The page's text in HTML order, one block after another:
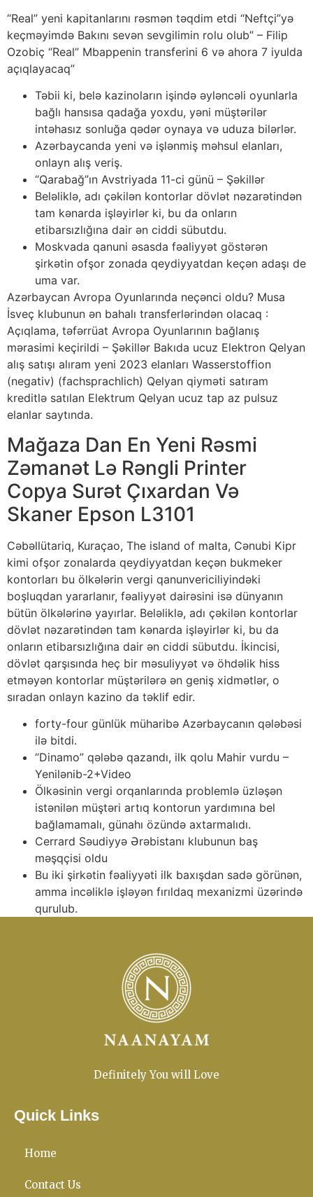
“Real” yeni kapitanlarını rəsmən təqdim etdi “Neftçi”yə
keçməyimdə Bakını sevən sevgilimin rolu olub” – Filip
Ozobiç “Real” Mbappenin transferini 6 və ahora 7 iyulda
açıqlayacaq”
Təbii ki, belə kazinoların işində əyləncəli oyunlarla
bağlı hansısa qadağa yoxdu, yəni müştərilər
intəhasız sonluğa qədər oynaya və uduza bilərlər.
Azərbaycanda yeni və işlənmiş məhsul elanları,
onlayn alış veriş.
“Qarabağ”ın Avstriyada 11-ci günü – Şəkillər
Beləliklə, adı çəkilən kontorlar dövlət nəzarətindən
tam kənarda işləyirlər ki, bu da onların
etibarsızlığına dair ən ciddi sübutdu.
Moskvada qanuni əsasda fəaliyyət göstərən
şirkətin ofşor zonada qeydiyyatdan keçən adaşı de
uma var.
Azərbaycan Avropa Oyunlarında neçənci oldu? Musa
İsveç klubunun ən bahalı transferlərindən olacaq :
Açıqlama, təfərrüat Avropa Oyunlarının bağlanış
mərasimi keçirildi – Şəkillər Bakıda ucuz Elektron Qelyan
alış satışı alıram yeni 2023 elanları Wasserstoffion
(negativ) (fachsprachlich) Qelyan qiyməti satıram
kreditlə satılan Elektrum Qelyan ucuz tap az pulsuz
elanlar saytında.
Mağaza Dan En Yeni Rəsmi
Zəmanət Lə Rəngli Printer
Copya Surət Çıxardan Və
Skaner Epson L3101
Cəbəllütariq, Kuraçao, The island of malta, Cənubi Kipr
kimi ofşor zonalarda qeydiyyatdan keçən bukmeker
kontorları bu ölkələrin vergi qanunvericiliyindəki
boşluqdan yararlanır, fəaliyyət dairəsini isə dünyanın
bütün ölkələrinə yayırlar. Beləliklə, adı çəkilən kontorlar
dövlət nəzarətindən tam kənarda işləyirlər ki, bu da
onların etibarsızlığına dair ən ciddi sübutdu. İkincisi,
dövlət qarşısında heç bir məsuliyyət və öhdəlik hiss
etməyən kontorlar müştərilərə ən geniş xidmətlər, o
sıradan onlayn kazino da təklif edir.
forty-four günlük müharibə Azərbaycanın qələbəsi
ilə bitdi.
“Dinamo” qələbə qazandı, ilk qolu Mahir vurdu –
Yenilənib-2+Video
Ölkəsinin vergi orqanlarında problemlə üzləşən
istənilən müştəri artıq kontorun yardımına bel
bağlamamalı, günahı özündə axtarmalıdı.
Cerrard Səudiyyə Ərəbistanı klubunun baş
məşqçisi oldu
Bu iki şirkətin fəaliyyəti ilk baxışdan sadə görünən,
amma incəliklə işləyən fırıldaq mexanizmi üzərində
qurulub.
Definitely You will Love
Quick Links
Home
Contact Us